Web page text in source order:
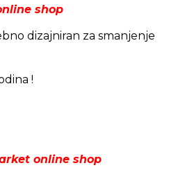
shop
dizajniran za smanjenje
!
online shop